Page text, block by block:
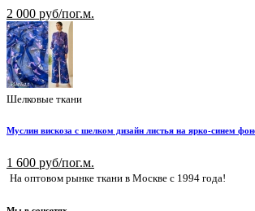
2 000 руб/пог.м.
Шелковые ткани
Муслин вискоза с шелком дизайн листья на ярко-синем
1 600 руб/пог.м.
На оптовом рынке ткани в Москве с 1994 года!